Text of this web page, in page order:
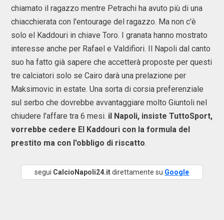
chiamato il ragazzo mentre Petrachi ha avuto più di una
chiacchierata con l'entourage del ragazzo. Ma non c'è
solo el Kaddouri in chiave Toro. I granata hanno mostrato
interesse anche per Rafael e Valdifiori. Il Napoli dal canto
suo ha fatto già sapere che accetterà proposte per questi
tre calciatori solo se Cairo darà una prelazione per
Maksimovic in estate. Una sorta di corsia preferenziale
sul serbo che dovrebbe avvantaggiare molto Giuntoli nel
chiudere l'affare tra 6 mesi. il Napoli, insiste TuttoSport,
vorrebbe cedere El Kaddouri con la formula del
prestito ma con l'obbligo di riscatto.
segui CalcioNapoli24.itdirettamente su Google